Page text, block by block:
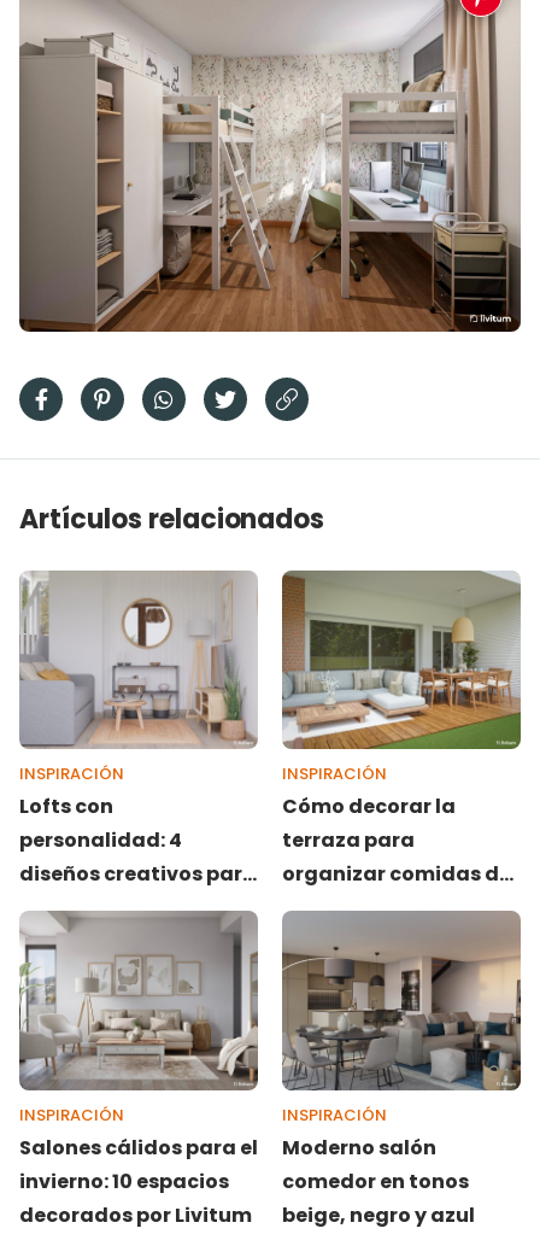
Artículos relacionados
INSPIRACIÓN
Lofts con
personalidad: 4
diseños creativos para
espacios reducidos
INSPIRACIÓN
Cómo decorar la
terraza para
organizar comidas de
primavera
INSPIRACIÓN
Salones cálidos para el
invierno: 10 espacios
decorados por Livitum
INSPIRACIÓN
Moderno salón
comedor en tonos
beige, negro y azul